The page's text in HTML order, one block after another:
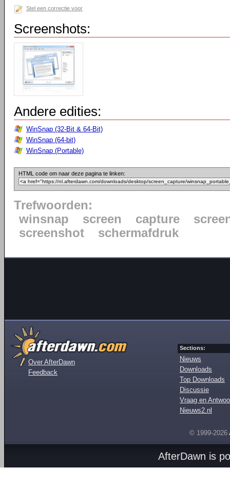
Stel een correctie voor
Screenshots:
Andere edities:
WinSnap (32-Bit & 64-Bit)
WinSnap (64-bit)
WinSnap (Portable)
HTML code om naar deze pagina te linken:
Trefwoorden:
winsnap
screen capture
screenshot
schermafdruk
Over AfterDawn
Feedback
Sections:
Nieuws
Downloads
Top Downloads
Discussie
Vraag en
Nieuws2.nl
© 1999-2026
AfterDawn is